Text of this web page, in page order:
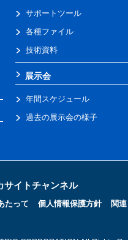
サポートツール
各種ファイル
技術資料
展示会
年間スケジュール
過去の展示会の様子
サイトチャンネル
たって 個人情報保護方針 関